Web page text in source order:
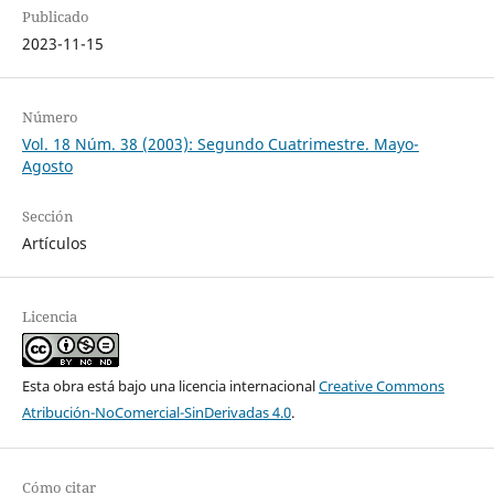
Publicado
2023-11-15
Número
Vol. 18 Núm. 38 (2003): Segundo Cuatrimestre. Mayo-
Agosto
Sección
Artículos
Licencia
Esta obra está bajo una licencia internacionalCreative Commons
Atribución-NoComercial-SinDerivadas 4.0.
Cómo citar